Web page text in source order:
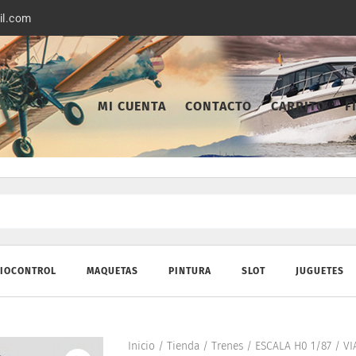
MI CUENTA CONTACTO CARRITO
MAQUETAS PINTURA SLOT JUGUETES
Inicio / Tienda/ Trenes/ ESCALA H0 1/87/